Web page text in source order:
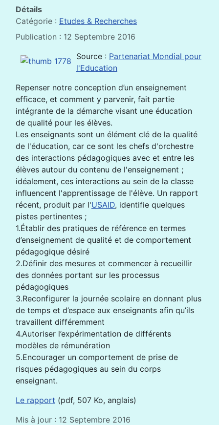
Détails
Catégorie : Etudes & Recherches
Publication : 12 Septembre 2016
Source : Partenariat Mondial pour
l'Education
Repenser notre conception d’un enseignement
efficace, et comment y parvenir, fait partie
intégrante de la démarche visant une éducation
de qualité pour les élèves.
Les enseignants sont un élément clé de la qualité
de l'éducation, car ce sont les chefs d'orchestre
des interactions pédagogiques avec et entre les
élèves autour du contenu de l'enseignement ;
idéalement, ces interactions au sein de la classe
influencent l'apprentissage de l'élève. Un rapport
récent, produit par l'USAID, identifie quelques
pistes pertinentes ;
1.Établir des pratiques de référence en termes
d’enseignement de qualité et de comportement
pédagogique désiré
2.Définir des mesures et commencer à recueillir
des données portant sur les processus
pédagogiques
3.Reconfigurer la journée scolaire en donnant plus
de temps et d’espace aux enseignants afin qu’ils
travaillent différemment
4.Autoriser l’expérimentation de différents
modèles de rémunération
5.Encourager un comportement de prise de
risques pédagogiques au sein du corps
enseignant.
Le rapport (pdf, 507 Ko, anglais)
Mis à jour : 12 Septembre 2016